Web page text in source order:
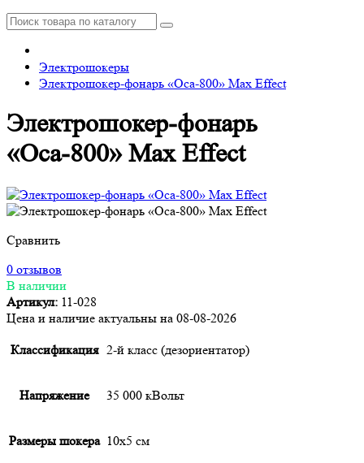
Электрошокеры
Электрошокер-фонарь «Оса-800» Max Effect
Электрошокер-фонарь
«Оса-800» Max Effect
Сравнить
0 отзывов
В наличии
Артикул: 11-028
Цена и наличие актуальны на 08-08-2026
Классификация 2-й класс (дезориентатор)
Напряжение 35 000 кВольт
Размеры шокера 10х5 см